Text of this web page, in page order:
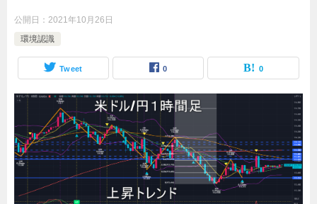
公開日： 2021年10月26日
環境認識
Tweet 0 0